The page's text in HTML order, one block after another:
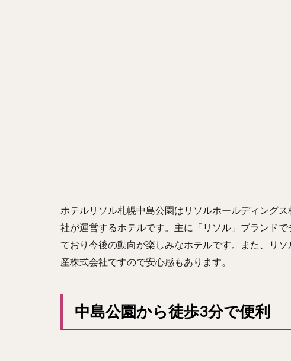
ホテルリソル札幌中島公園はリソルホールディング
社が運営するホテルです。主に「リソル」ブランド
ており今後の動向が楽しみなホテルです。また、リ
産株式会社ですので安心感もあります。
中島公園から徒歩3分で便利